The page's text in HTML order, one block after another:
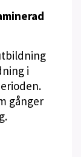
i
gånger